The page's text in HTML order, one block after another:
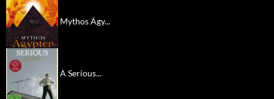
Mythos Ägy...
A Serious...